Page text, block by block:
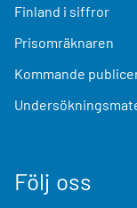
Finland i siffror
Prisomräknaren
Kommande
Följ oss